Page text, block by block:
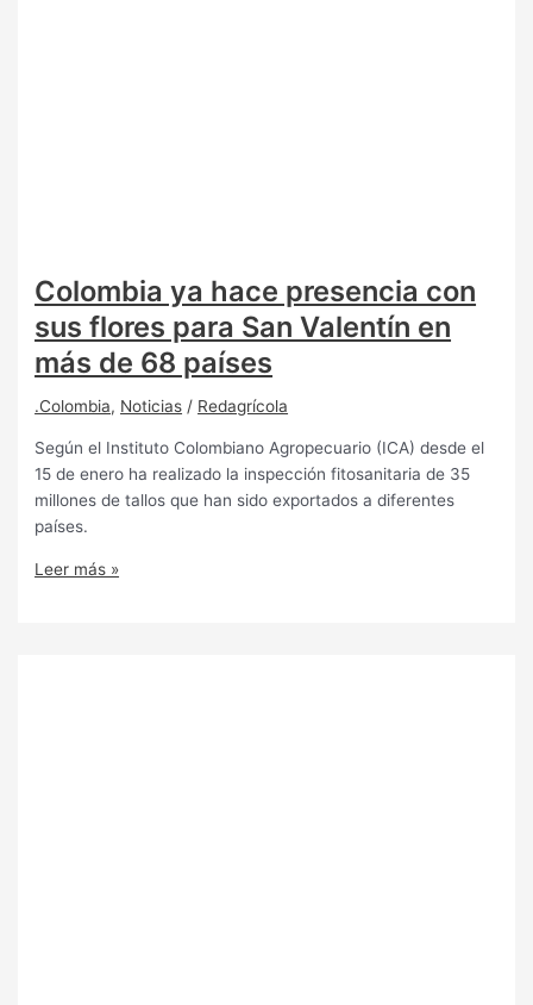
Colombia ya hace presencia con
sus flores para San Valentín en
más de 68 países
.Colombia, Noticias / Redagrícola
Según el Instituto Colombiano Agropecuario (ICA) desde el
15 de enero ha realizado la inspección fitosanitaria de 35
millones de tallos que han sido exportados a diferentes
países.
Leer más »